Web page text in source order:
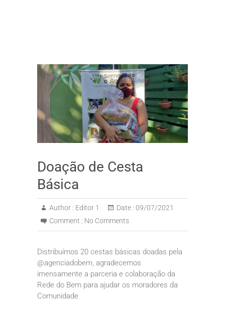
Doação de Cesta
Básica
Author : Editor 1 Date : 09/07/2021
Comment : No Comments
Distribuímos 20 cestas básicas doadas pela
@agenciadobem, agradecemos
imensamente a parceria e colaboração da
Rede do Bem para ajudar os moradores da
Comunidade